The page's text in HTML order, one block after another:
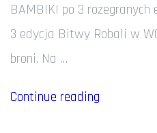
BAMBIKI po 3
3 edycja Bitwy Robali w
broni. Na …
Continue reading